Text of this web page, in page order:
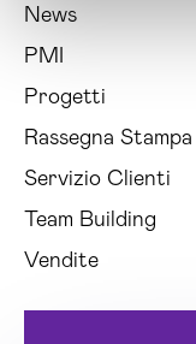
News
PMI
Progetti
Rassegna Stampa
Servizio Clienti
Team Building
Vendite